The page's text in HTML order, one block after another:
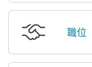
職位